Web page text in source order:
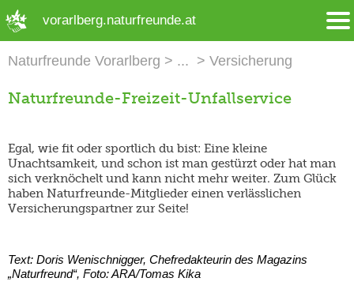
vorarlberg.naturfreunde.at
Naturfreunde Vorarlberg Versicherung
Naturfreunde-Freizeit-Unfallservice
Egal, wie fit oder sportlich du bist: Eine kleine
Unachtsamkeit, und schon ist man gestürzt oder hat man
sich verknöchelt und kann nicht mehr weiter. Zum Glück
haben Naturfreunde-Mitglieder einen verlässlichen
Versicherungspartner zur Seite!
Text: Doris Wenischnigger, Chefredakteurin des Magazins
„Naturfreund“, Foto:ARA/Tomas Kika